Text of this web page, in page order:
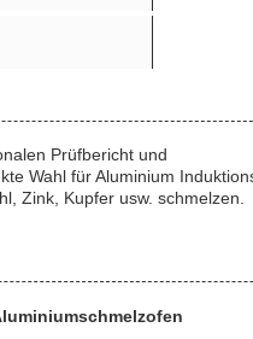
Prüfbericht und
Wahl für Aluminium
Zink, Kupfer usw. schmelzen.